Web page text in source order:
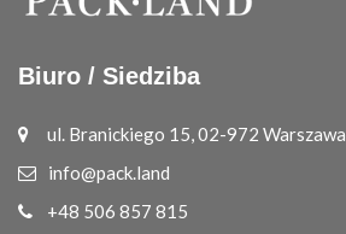
Biuro / Siedziba
ul. Branickiego 15, 02-972 Warszawa
info@pack.land
+48 506 857 815